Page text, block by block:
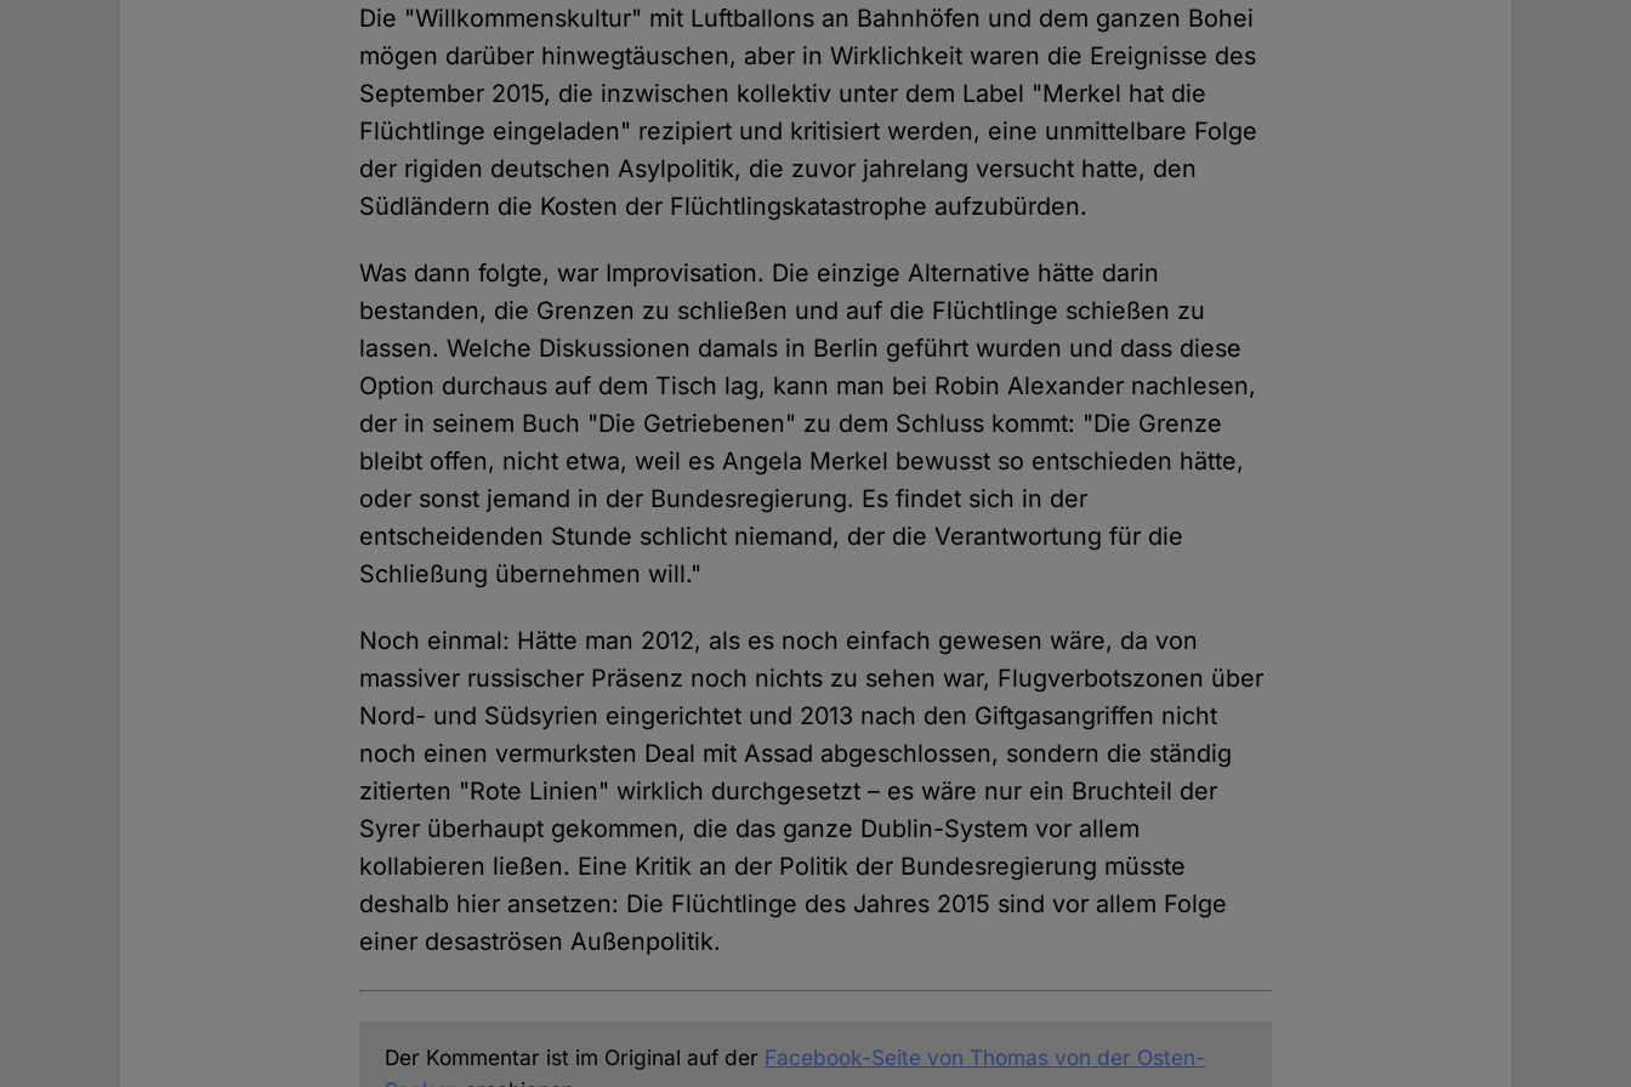
Die "Willkommenskultur" mit Luftballons an Bahnhöfen und dem ganzen Bohei
mögen darüber hinwegtäuschen, aber in Wirklichkeit waren die Ereignisse des
September 2015, die inzwischen kollektiv unter dem Label "Merkel hat die
Flüchtlinge eingeladen" rezipiert und kritisiert werden, eine unmittelbare Folge
der rigiden deutschen Asylpolitik, die zuvor jahrelang versucht hatte, den
Südländern die Kosten der Flüchtlingskatastrophe aufzubürden.
Was dann folgte, war Improvisation. Die einzige Alternative hätte darin
bestanden, die Grenzen zu schließen und auf die Flüchtlinge schießen zu
lassen. Welche Diskussionen damals in Berlin geführt wurden und dass diese
Option durchaus auf dem Tisch lag, kann man bei Robin Alexander nachlesen,
der in seinem Buch "Die Getriebenen" zu dem Schluss kommt: "Die Grenze
bleibt offen, nicht etwa, weil es Angela Merkel bewusst so entschieden hätte,
oder sonst jemand in der Bundesregierung. Es findet sich in der
entscheidenden Stunde schlicht niemand, der die Verantwortung für die
Schließung übernehmen will."
Noch einmal: Hätte man 2012, als es noch einfach gewesen wäre, da von
massiver russischer Präsenz noch nichts zu sehen war, Flugverbotszonen über
Nord- und Südsyrien eingerichtet und 2013 nach den Giftgasangriffen nicht
noch einen vermurksten Deal mit Assad abgeschlossen, sondern die ständig
zitierten "Rote Linien" wirklich durchgesetzt – es wäre nur ein Bruchteil der
Syrer überhaupt gekommen, die das ganze Dublin-System vor allem
kollabieren ließen. Eine Kritik an der Politik der Bundesregierung müsste
deshalb hier ansetzen: Die Flüchtlinge des Jahres 2015 sind vor allem Folge
einer desaströsen Außenpolitik.
Der Kommentar ist im Original auf der Facebook-Seite von Thomas von der Osten-